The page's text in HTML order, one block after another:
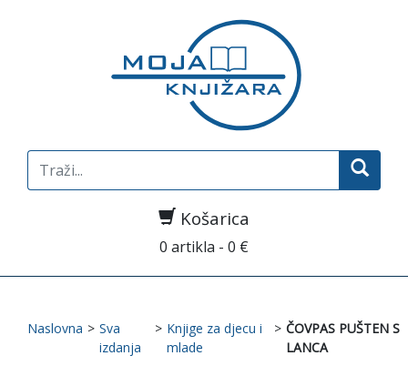
Search
for:
Košarica
0 artikla - 0 €
Naslovna > Sva
izdanja
> Knjige za djecu i
mlade
> ČOVPAS PUŠTEN S
LANCA